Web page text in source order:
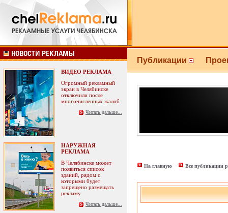
ВИДЕО РЕКЛАМА
Огромный рекламный
экран в Челябинске
отключили после
многочисленных жалоб
Читать дальше...
НАРУЖНАЯ
РЕКЛАМА
В Челябинске может
появиться список
зданий, рядом с
которыми будет
запрещено размещать
рекламу
Читать дальше...
Публикации
На главную Все публикации